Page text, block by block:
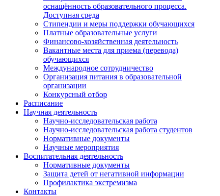
оснащённость образовательного процесса.
Доступная среда
Стипендии и меры поддержки обучающихся
Платные образовательные услуги
Финансово-хозяйственная деятельность
Вакантные места для приема (перевода)
обучающихся
Международное сотрудничество
Организация питания в образовательной
организации
Конкурсный отбор
Расписание
Научная деятельность
Научно-исследовательская работа
Научно-исследовательская работа студентов
Нормативные документы
Научные мероприятия
Воспитательная деятельность
Нормативные документы
Защита детей от негативной информации
Профилактика экстремизма
Контакты